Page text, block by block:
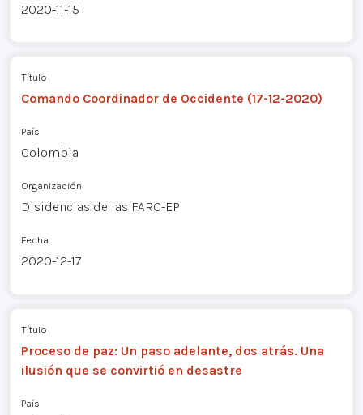
2020-11-15
Título
Comando Coordinador de Occidente (17-12-2020)
País
Colombia
Organización
Disidencias de las FARC-EP
Fecha
2020-12-17
Título
Proceso de paz: Un paso adelante, dos atrás. Una
ilusión que se convirtió en desastre
País